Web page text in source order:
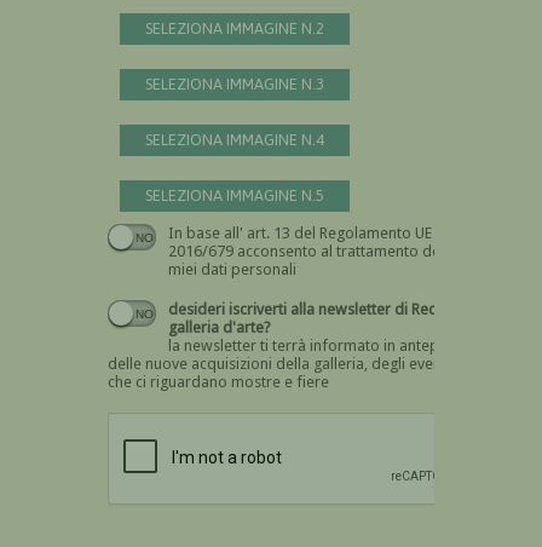
SELEZIONA IMMAGINE N.2
SELEZIONA IMMAGINE N.3
SELEZIONA IMMAGINE N.4
SELEZIONA IMMAGINE N.5
In base all' art. 13 del Regolamento UE n.
2016/679 acconsento al trattamento dei
miei dati personali
Devi dare il consenso
desideri iscriverti alla newsletter di Recta
galleria d'arte?
la newsletter ti terrà informato in anteprima
delle nuove acquisizioni della galleria, degli eventi
che ci riguardano mostre e fiere